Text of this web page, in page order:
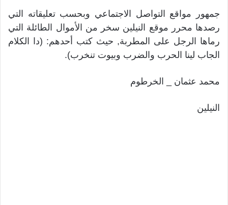
جمهور مواقع التواصل الاجتماعي وبحسب تعليقاته التي
رصدها محرر موقع النيلين سخر من الأموال الطائلة التي
رماها الرجل على المطربة, حيث كتب أحدهم: (دا الكلام
الجاب لينا الحرب والضرب وبيوت تنخرب).
محمد عثمان _ الخرطوم
النيلين